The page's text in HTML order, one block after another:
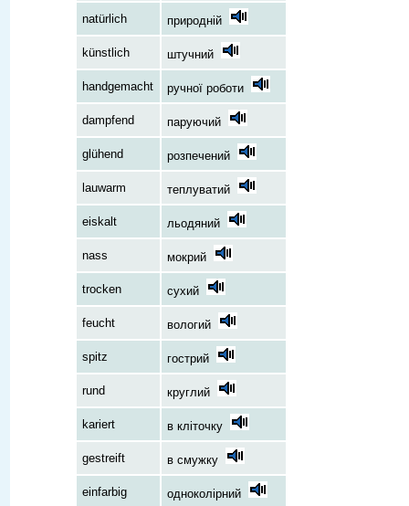
natürlich природній
künstlich штучний
handgemacht ручної роботи
dampfend паруючий
glühend розпечений
lauwarm теплуватий
eiskalt льодяний
nass мокрий
trocken сухий
feucht вологий
spitz гострий
rund круглий
kariert в кліточку
gestreift в смужку
einfarbig одноколірний